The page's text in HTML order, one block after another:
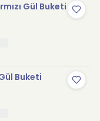
Gül Buketi
Buketi